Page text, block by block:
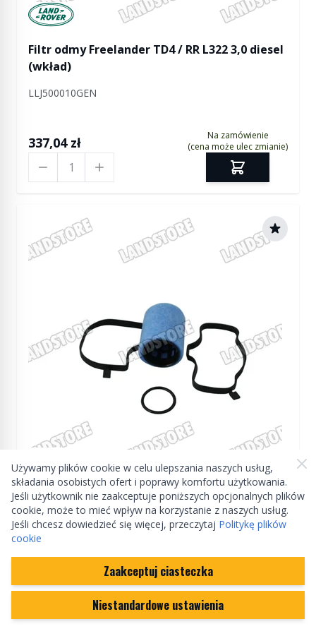
Używamy plików cookie w celu ulepszania naszych usług,
składania osobistych ofert i poprawy komfortu użytkowania.
Jeśli użytkownik nie zaakceptuje poniższych opcjonalnych plików
cookie, może to mieć wpływ na korzystanie z naszych usług.
Jeśli chcesz dowiedzieć się więcej, przeczytaj Politykę plików
cookie
Zaakceptuj ciasteczka
Niestandardowe ustawienia
Manufactured by Land rover
Filtr odmy Freelander TD4 / RR L322 3,0 diesel
(wkład)
LLJ500010GEN
337,04 zł
Na zamówienie
(cena może ulec zmianie)
Filtr odmy Freelander TD4 / RR L322 3,0 diesel
(wkład)
LLJ500010
30,31 zł W magazynie